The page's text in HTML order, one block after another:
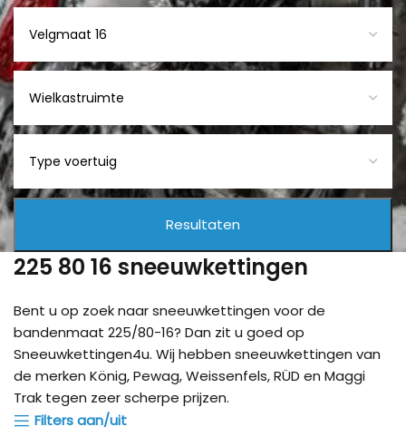
225 80 16 sneeuwkettingen
Bent u op zoek naar sneeuwkettingen voor de
bandenmaat 225/80-16? Dan zit u goed op
Sneeuwkettingen4u. Wij hebben sneeuwkettingen van
de merken König, Pewag, Weissenfels, RÜD en Maggi
Trak tegen zeer scherpe prijzen.
Filters aan/uit